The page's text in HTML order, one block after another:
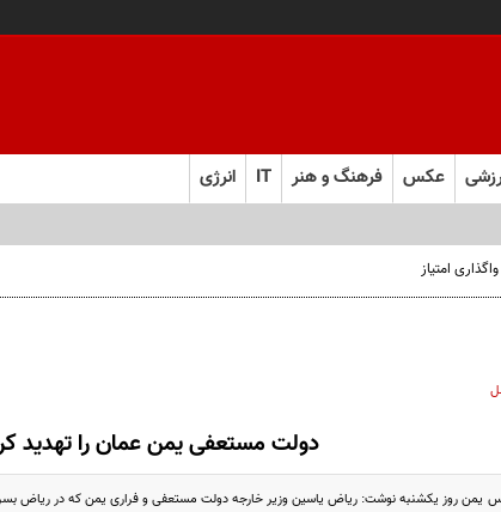
عکس فرهنگ و هنر IT انرژی
دولت مستعفی یمن عمان را تهدید
یمن روز یکشنبه نوشت: ریاض یاسین وزیر خارجه دولت مستعفی و فراری یمن که در ریاض